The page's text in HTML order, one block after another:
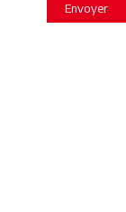
Envoyer